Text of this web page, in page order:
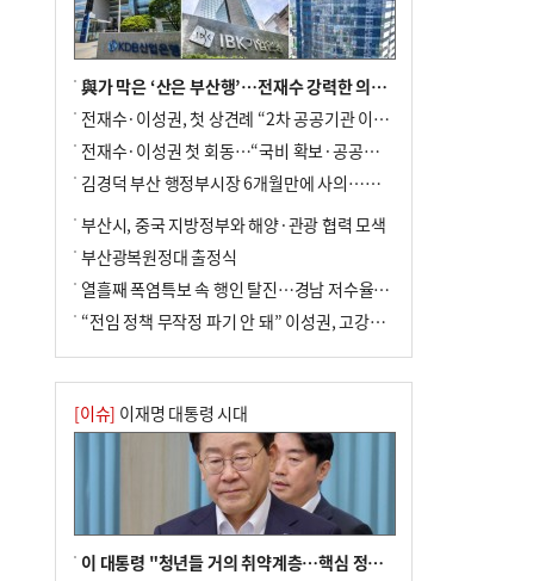
與가 막은 ‘산은 부산행’…전재수 강력한 의지 표명 없인 공염불
전재수·이성권, 첫 상견례 “2차 공공기관 이전 초당 협력”(종합)
전재수·이성권 첫 회동…“국비 확보·공공기관 이전 협력”
김경덕 부산 행정부시장 6개월만에 사의…후임 인선 촉각
부산시, 중국 지방정부와 해양·관광 협력 모색
부산광복원정대 출정식
열흘째 폭염특보 속 행인 탈진…경남 저수율 평년의 절반
“전임 정책 무작정 파기 안 돼” 이성권, 고강도 ‘전재수 견제’ 예고
[이슈] 이재명 대통령 시대
이 대통령 "청년들 거의 취약계층…핵심 정책 재편""